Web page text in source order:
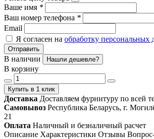
Ваше имя *
Ваш номер телефона *
Email
Я согласен на обработку персональных
Отправить
В наличии Нашли дешевле?
В корзину
Купить в 1 клик
Доставка Доставляем фурнитуру по всей
Самовывоз Республика Беларусь, г.
21
Оплата Наличный и безналичный расчет
Описание Характеристики Отзывы